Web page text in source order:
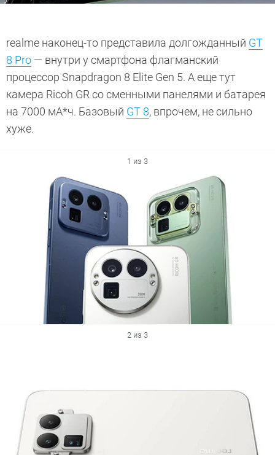
realme наконец-то представила долгожданный GT
8 Pro — внутри у смартфона флагманский
процессор Snapdragon 8 Elite Gen 5. А еще тут
камера Ricoh GR со сменными панелями и батарея
на 7000 мА*ч. Базовый GT 8, впрочем, не сильно
хуже.
1 из 3
2 из 3